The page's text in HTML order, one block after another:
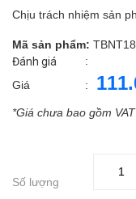
Chịu trách nhiệm sản
Mã sản phẩm:
Đánh giá
:
Giá
:
*Giá chưa bao gồm VAT
Số lượng